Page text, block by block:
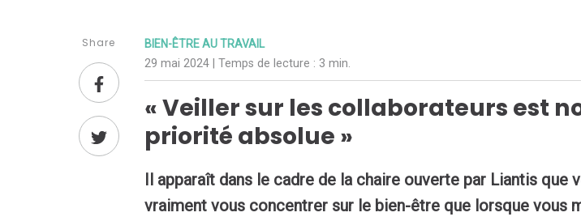
Share BIEN-ÊTRE AU TRAVAIL
29 mai 2024 | Temps de lecture : 3 min.
« Veiller sur les collaborateurs est
priorité absolue »
Il apparaît dans le cadre de la chaire ouverte par Liantis que
vraiment vous concentrer sur le bien-être que lorsque vous